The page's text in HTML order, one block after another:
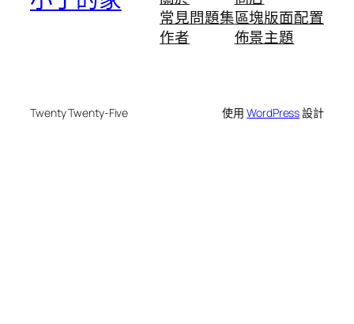
常見問題集
作者
區塊版面配置
佈景主題
Twenty Twenty-Five 使用WordPress設計